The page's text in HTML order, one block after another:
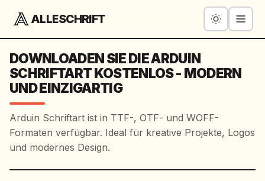
ALLESCHRIFT
DOWNLOADEN SIE DIE ARDUIN
SCHRIFTART KOSTENLOS - MODERN
UND EINZIGARTIG
Arduin Schriftart ist in TTF-, OTF- und WOFF-
Formaten verfügbar. Ideal für kreative Projekte, Logos
und modernes Design.